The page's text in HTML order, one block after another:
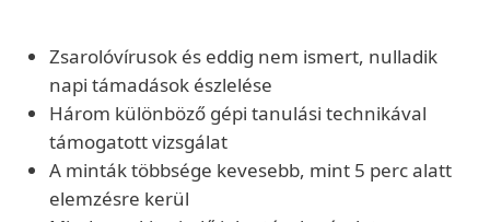
Zsarolóvírusok és eddig nem ismert, nulladik
napi támadások észlelése
Három különböző gépi tanulási technikával
támogatott vizsgálat
A minták többsége kevesebb, mint 5 perc alatt
elemzésre kerül